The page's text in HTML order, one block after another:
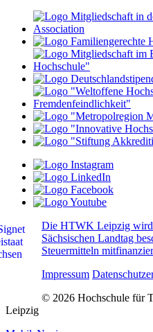
Die HTWK Leipzig wird
Sächsischen Landtag
Steuermitteln
Impressum
© 2026 Hochschule für
Leipzig